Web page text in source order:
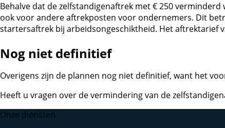
Behalve dat de zelfstandigenaftrek met € 250
ook voor andere aftrekposten voor ondernemers. Dit
startersaftrek bij arbeidsongeschiktheid. Het aftrektarief
Nog niet definitief
Overigens zijn de plannen nog niet definitief, want het
Heeft u vragen over de vermindering van de
Onze diensten